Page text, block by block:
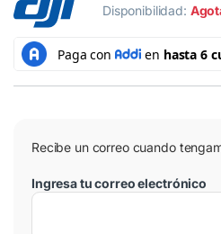
Disponibilidad:
Recibe un correo cuando
Ingresa tu correo electrónico